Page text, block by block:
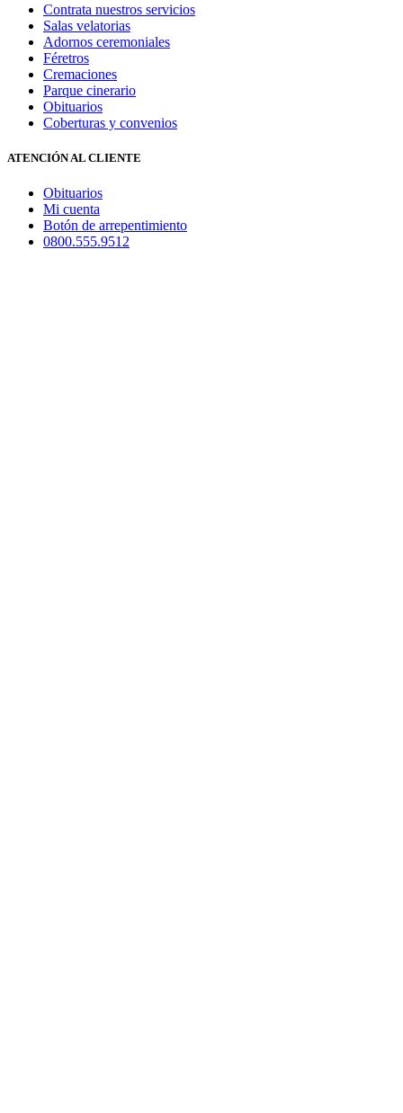
Contrata nuestros servicios
Salas velatorias
Adornos ceremoniales
Féretros
Cremaciones
Parque cinerario
Obituarios
Coberturas y convenios
ATENCIÓN AL CLIENTE
Obituarios
Mi cuenta
Botón de arrepentimiento
0800.555.9512